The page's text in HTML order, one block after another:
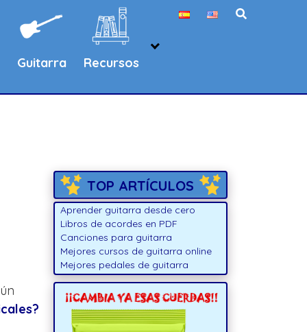
Guitarra Recursos
TOP ARTÍCULOS
Aprender guitarra desde cero
Libros de acordes en PDF
Canciones para guitarra
Mejores cursos de guitarra online
Mejores pedales de guitarra